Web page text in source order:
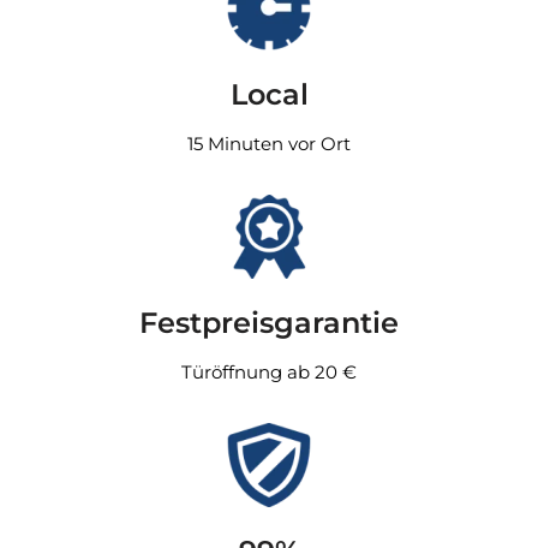
Local
15 Minuten vor Ort
Festpreisgarantie
Türöffnung ab 20 €